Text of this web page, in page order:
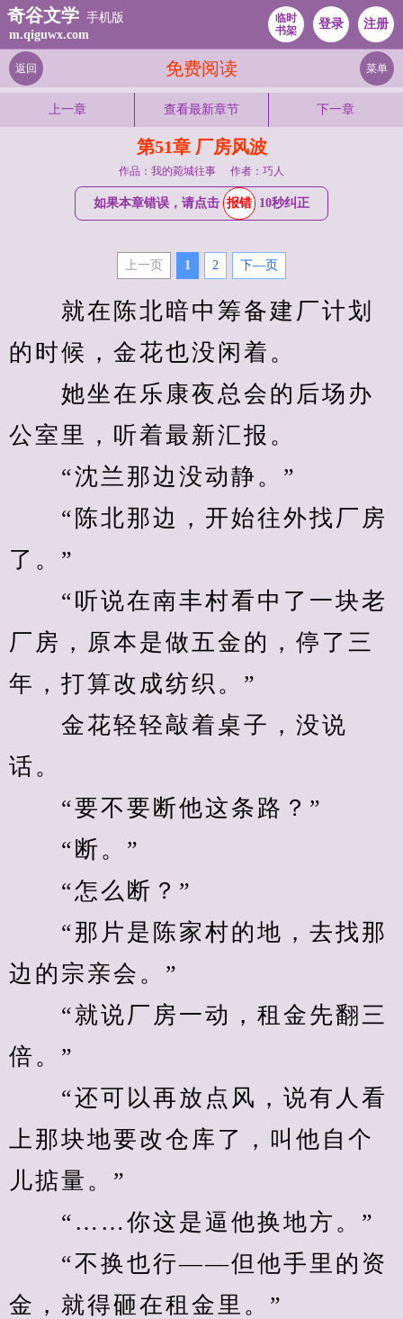
奇谷文学 手机版
m.qiguwx.com
临时
书架
登录 注册
免费阅读
返回 菜单
上一章 查看最新章节 下一章
第51章 厂房风波
作品：我的菀城往事 作者：巧人
如果本章错误，请点击 报错 10秒纠正
上一页 1 2 下—页
就在陈北暗中筹备建厂计划
的时候，金花也没闲着。
她坐在乐康夜总会的后场办
公室里，听着最新汇报。
“沈兰那边没动静。”
“陈北那边，开始往外找厂房
了。”
“听说在南丰村看中了一块老
厂房，原本是做五金的，停了三
年，打算改成纺织。”
金花轻轻敲着桌子，没说
话。
“要不要断他这条路？”
“断。”
“怎么断？”
“那片是陈家村的地，去找那
边的宗亲会。”
“就说厂房一动，租金先翻三
倍。”
“还可以再放点风，说有人看
上那块地要改仓库了，叫他自个
儿掂量。”
“……你这是逼他换地方。”
“不换也行——但他手里的资
金，就得砸在租金里。”